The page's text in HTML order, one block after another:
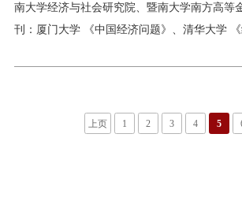
南大学经济与社会研究院、暨南大学南方高等
刊：厦门大学 《中国经济问题》、清华大学 《
（社科版）》举办日期：2022年5月8日会场：
上页 1 2 3 4 5